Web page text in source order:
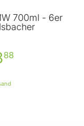
700ml - 6er
88